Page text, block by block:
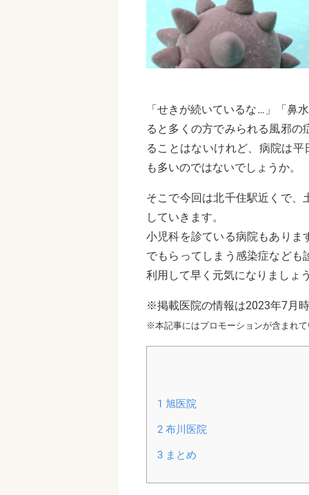
「せきが続いているな…」「鼻
ると多くの方でみられる風邪
ることはないけれど、病院は
も多いのではないでしょうか。
そこで今回は北千住駅近くで
していきます。
小児科を診ている病院もありま
でもらってしまう感染症など
利用して早く元気になりましょ
※掲載医院の情報は2023年7月
※本記事にはプロモーションが含まれ
1 旭医院
2布川医院
3まとめ